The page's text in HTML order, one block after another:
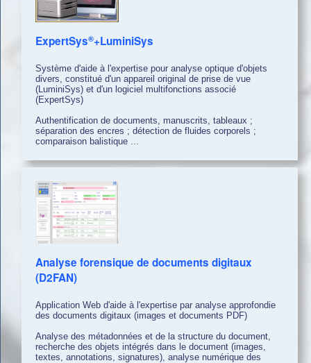
ExpertSys®+LuminiSys
Système d'aide à l'expertise pour analyse optique d'objets
divers, constitué d'un appareil original de prise de vue
(LuminiSys) et d'un logiciel multifonctions associé
(ExpertSys)
Authentification de documents, manuscrits, tableaux ;
séparation des encres ; détection de fluides corporels ;
comparaison balistique ...
Analyse forensique de documents digitaux
(D2FAN)
Application Web d'aide à l'expertise par analyse approfondie
des documents digitaux (images et documents PDF)
Analyse des métadonnées et de la structure du document,
recherche des objets intégrés dans le document (images,
textes, annotations, signatures), analyse numérique des